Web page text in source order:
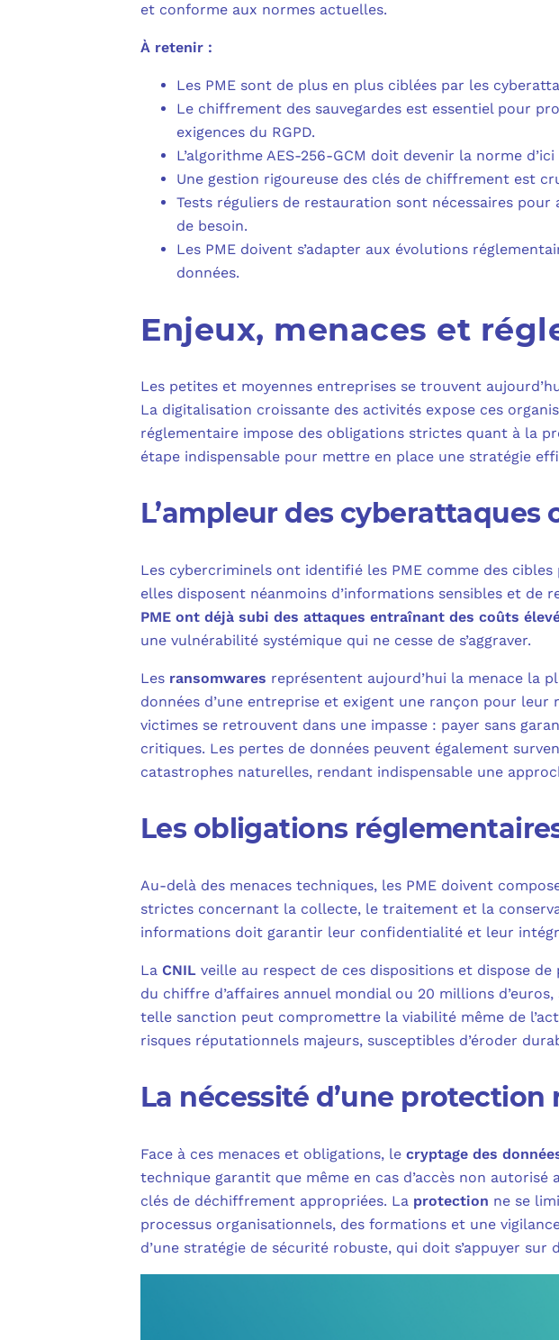
et conforme aux normes actuelles.
À retenir :
Les PME sont de plus en plus ciblées par les
Le chiffrement des sauvegardes est essentiel pour
exigences du RGPD.
L’algorithme AES-256-GCM doit devenir la norme
Une gestion rigoureuse des clés de chiffrement est
Tests réguliers de restauration sont nécessaires
de besoin.
Les PME doivent s’adapter aux évolutions
données.
Enjeux, menaces et
Les petites et moyennes entreprises se trouvent
La digitalisation croissante des activités expose ces
réglementaire impose des obligations strictes quant à la
étape indispensable pour mettre en place une stratégie
L’ampleur des cyberattaques
Les cybercriminels ont identifié les PME comme des
elles disposent néanmoins d’informations sensibles et de
PME ont déjà subi des attaques entraînant des coûts
une vulnérabilité systémique qui ne cesse de s’aggraver.
Les ransomwares représentent aujourd’hui la menace la
données d’une entreprise et exigent une rançon pour leur
victimes se retrouvent dans une impasse : payer sans
critiques. Les pertes de données peuvent également
catastrophes naturelles, rendant indispensable une
Les obligations
Au-delà des menaces techniques, les PME doivent
strictes concernant la collecte, le traitement et la
informations doit garantir leur confidentialité et leur
La CNIL veille au respect de ces dispositions et dispose
du chiffre d’affaires annuel mondial ou 20 millions
telle sanction peut compromettre la viabilité même de
risques réputationnels majeurs, susceptibles d’éroder
La nécessité d’une protection
Face à ces menaces et obligations, le cryptage des
technique garantit que même en cas d’accès non
clés de déchiffrement appropriées. La protection ne se
processus organisationnels, des formations et une
d’une stratégie de sécurité robuste, qui doit s’appuyer